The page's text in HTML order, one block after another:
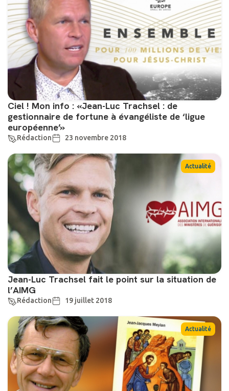
Ciel ! Mon info : «Jean-Luc Trachsel : de
gestionnaire de fortune à évangéliste de ‘ligue
européenne’»
Rédaction 23 novembre 2018
Actualité
Jean-Luc Trachsel fait le point sur la situation de
l’AIMG
Rédaction 19 juillet 2018
Actualité